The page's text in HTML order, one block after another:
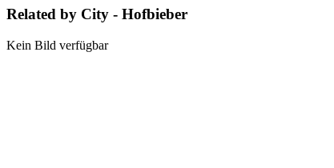
Related by City - Hofbieber
Kein Bild verfügbar